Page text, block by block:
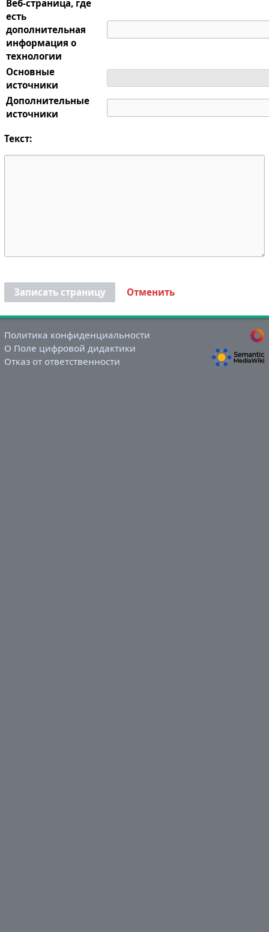
Веб-страница, где
есть
дополнительная
информация о
технологии
Основные
источники
Дополнительные
источники
Текст:
Записать страницу Отменить
Политика конфиденциальности
О Поле цифровой дидактики
Отказ от ответственности